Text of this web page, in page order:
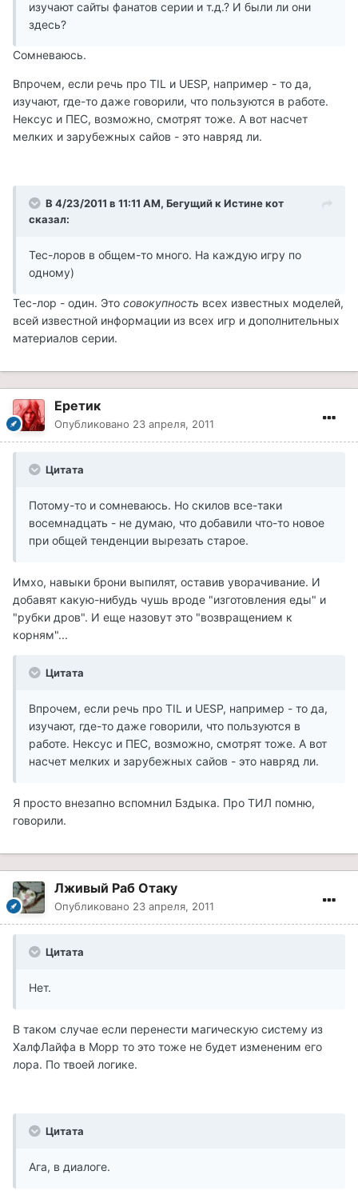
изучают сайты фанатов серии и т.д.? И были ли они
здесь?
Сомневаюсь.
Впрочем, если речь про TIL и UESP, например - то да,
изучают, где-то даже говорили, что пользуются в работе.
Нексус и ПЕС, возможно, смотрят тоже. А вот насчет
мелких и зарубежных сайов - это навряд ли.
В 4/23/2011 в 11:11 AM, Бегущий к Истине кот
сказал:
Тес-лоров в общем-то много. На каждую игру по
одному)
Тес-лор - один. Это совокупность всех известных моделей,
всей известной информации из всех игр и дополнительных
материалов серии.
Еретик
Опубликовано 23 апреля, 2011
Цитата
Потому-то и сомневаюсь. Но скилов все-таки
восемнадцать - не думаю, что добавили что-то новое
при общей тенденции вырезать старое.
Имхо, навыки брони выпилят, оставив уворачивание. И
добавят какую-нибудь чушь вроде "изготовления еды" и
"рубки дров". И еще назовут это "возвращением к
корням"...
Цитата
Впрочем, если речь про TIL и UESP, например - то да,
изучают, где-то даже говорили, что пользуются в
работе. Нексус и ПЕС, возможно, смотрят тоже. А вот
насчет мелких и зарубежных сайов - это навряд ли.
Я просто внезапно вспомнил Бздыка. Про ТИЛ помню,
говорили.
Лживый Раб Отаку
Опубликовано 23 апреля, 2011
Цитата
Нет.
В таком случае если перенести магическую систему из
ХалфЛайфа в Морр то это тоже не будет измененим его
лора. По твоей логике.
Цитата
Ага, в диалоге.